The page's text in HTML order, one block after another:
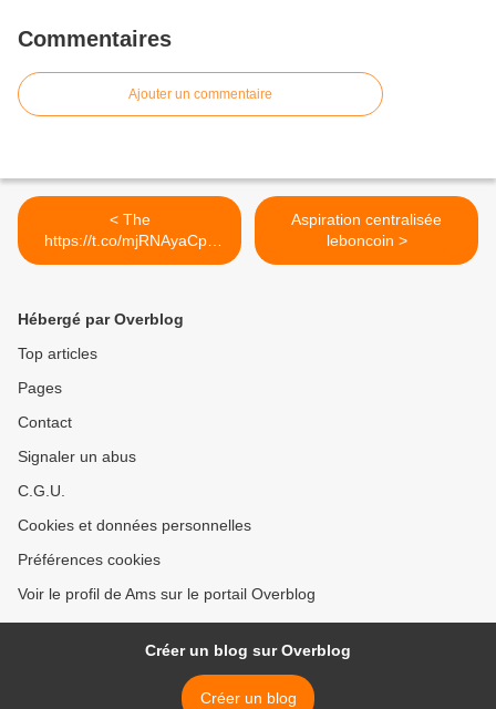
Commentaires
Ajouter un commentaire
< The
https://t.co/mjRNAyaCph
Daily est en ligne!...
Aspiration centralisée
leboncoin >
Hébergé par Overblog
Top articles
Pages
Contact
Signaler un abus
C.G.U.
Cookies et données personnelles
Préférences cookies
Voir le profil de Ams sur le portail Overblog
Créer un blog sur Overblog
Créer un blog